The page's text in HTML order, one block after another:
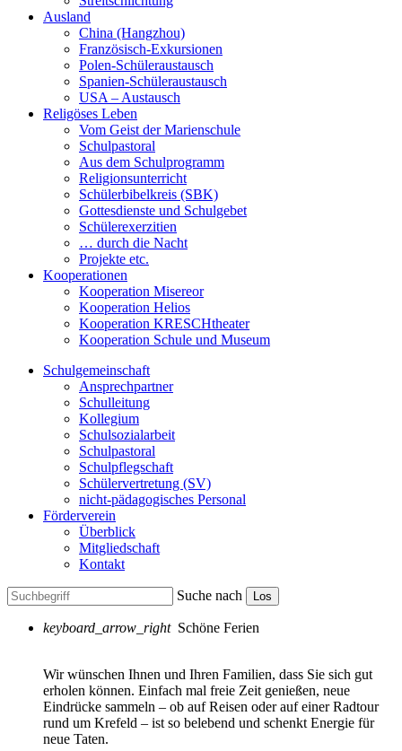
Ausland
China (Hangzhou)
Französisch-Exkursionen
Polen-Schüleraustausch
Spanien-Schüleraustausch
USA – Austausch
Religöses Leben
Vom Geist der Marienschule
Schulpastoral
Aus dem Schulprogramm
Religionsunterricht
Schülerbibelkreis (SBK)
Gottesdienste und Schulgebet
Schülerexerzitien
… durch die Nacht
Projekte etc.
Kooperationen
Kooperation Misereor
Kooperation Helios
Kooperation KRESCHtheater
Kooperation Schule und Museum
Schulgemeinschaft
Ansprechpartner
Schulleitung
Kollegium
Schulsozialarbeit
Schulpastoral
Schulpflegschaft
Schülervertretung (SV)
nicht-pädagogisches Personal
Förderverein
Überblick
Mitgliedschaft
Kontakt
Suche nach Los
keyboard_arrow_right Schöne Ferien
Wir wünschen Ihnen und Ihren Familien, dass Sie sich gut
erholen können. Einfach mal freie Zeit genießen, neue
Eindrücke sammeln – ob auf Reisen oder auf einer Radtour
rund um Krefeld – ist so belebend und schenkt Energie für
neue Taten.